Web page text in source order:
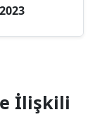
İlişkili